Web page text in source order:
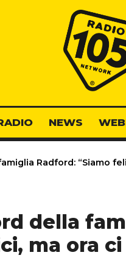
NEWS
Radford: “Siamo
della
ma ora